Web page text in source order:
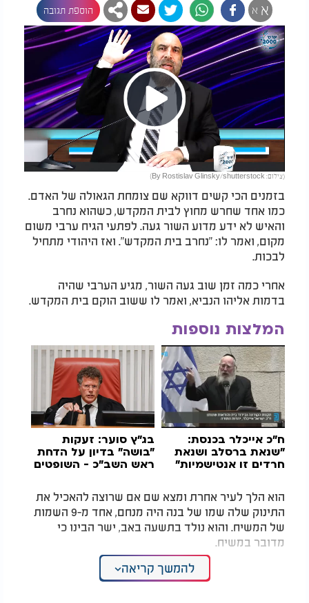
א א הוספת תגובה
Play
Video
(צילום: By Rostislav Glinsky/shutterstock)
בזמנים הכי קשים דווקא שם צומחת הגאולה של האדם.
כמו אחד שחרש מחוץ לבית המקדש, כשהוא נחרב
והאיש לא ידע מדוע השור געה. לפתעי הגיח ערבי משום
מקום, ואמר לו: "נחרב בית המקדש". ואז היהודי מתחיל
לבכות.
אחרי כמה זמן שוב געה השור, מגיע הערבי שהיה
בדמות אליהו הנביא, ואמר לו ששוב הוקם בית המקדש.
המלצות נוספות
ח"כ אייכלר בכנסת:
"שנאת ברסלב ושנאת
חרדים זו אנטישמיות"
בג"ץ סוער: זעקות
"בושה" בדיון על הדחת
ראש השב"כ - השופטים
הוא הלך לעיר אחרת ומצא שם אם שרוצה להאכיל את
התינוק שלה שמו של בנה היה מנחם, אחד מ-9 השמות
של המשיח. והוא נולד בתשעה באב, ישר הבינו כי
מדובר במשיח.
העניין הוא לא 'בניינים גדולים מפוארים'
במקומות אחרים, האישו היא הרוחניות שלנו
להמשך קריאה